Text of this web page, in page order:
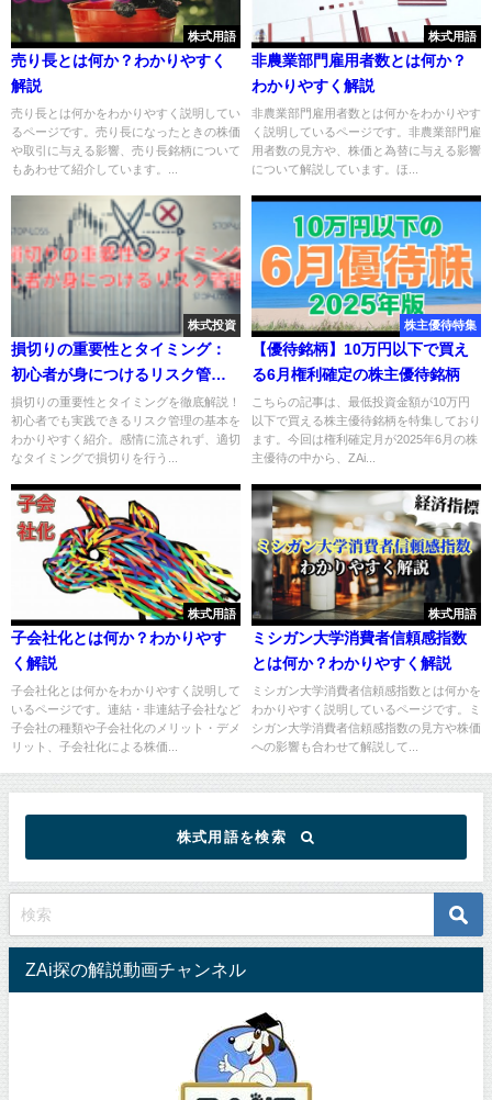
株式用語
売り長とは何か？わかりやすく
解説
売り長とは何かをわかりやすく説明してい
るページです。売り長になったときの株価
や取引に与える影響、売り長銘柄について
もあわせて紹介しています。...
株式用語
非農業部門雇用者数とは何か？
わかりやすく解説
非農業部門雇用者数とは何かをわかりやす
く説明しているページです。非農業部門雇
用者数の見方や、株価と為替に与える影響
について解説しています。ほ...
株式投資
損切りの重要性とタイミング：
初心者が身につけるリスク管理
術
損切りの重要性とタイミングを徹底解説！
初心者でも実践できるリスク管理の基本を
わかりやすく紹介。感情に流されず、適切
なタイミングで損切りを行う...
株主優待特集
【優待銘柄】10万円以下で買え
る6月権利確定の株主優待銘柄
こちらの記事は、最低投資金額が10万円
以下で買える株主優待銘柄を特集しており
ます。今回は権利確定月が2025年6月の株
主優待の中から、ZAi...
株式用語
子会社化とは何か？わかりやす
く解説
子会社化とは何かをわかりやすく説明して
いるページです。連結・非連結子会社など
子会社の種類や子会社化のメリット・デメ
リット、子会社化による株価...
株式用語
ミシガン大学消費者信頼感指数
とは何か？わかりやすく解説
ミシガン大学消費者信頼感指数とは何かを
わかりやすく説明しているページです。ミ
シガン大学消費者信頼感指数の見方や株価
への影響も合わせて解説して...
株式用語を検索
ZAi探の解説動画チャンネル